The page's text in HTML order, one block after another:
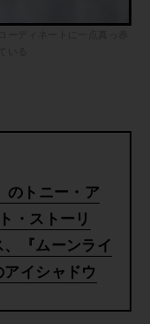
のトニー・ア
・ストーリ
『ムーンライ
イシャドウ